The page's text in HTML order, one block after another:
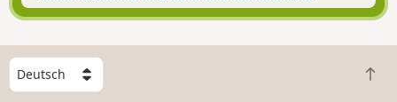
W
ä
Z